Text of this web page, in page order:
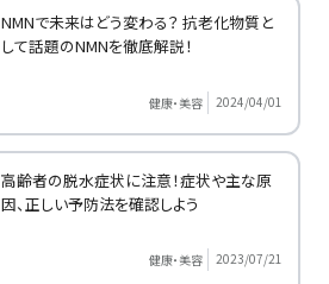
NMNで未来はどう変わる？ 抗老化物質と
して話題のNMNを徹底解説！
健康・美容 2024/04/01
高齢者の脱水症状に注意！症状や主な原
因、正しい予防法を確認しよう
健康・美容 2023/07/21